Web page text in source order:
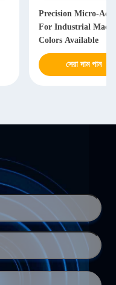
Precision Micro-
For Industrial
Colors Available
সেরা দাম পান